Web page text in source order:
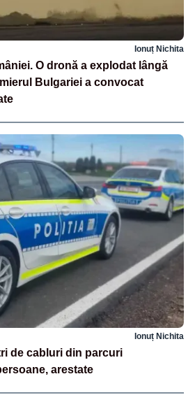
Ionuț Nichita
O dronă a explodat lângă
Bulgariei a convocat
Ionuț Nichita
de cabluri din parcuri
arestate